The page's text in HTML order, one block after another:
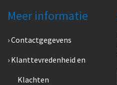
Meer informatie
Contactgegevens
Klanttevredenheid en
Klachten